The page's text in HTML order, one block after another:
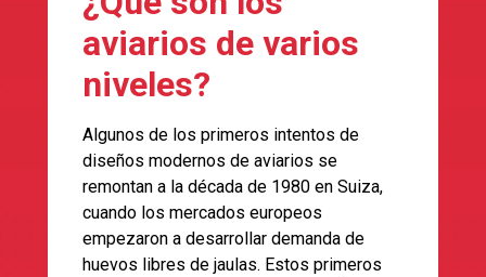
aviarios de varios
niveles?
Algunos de los primeros intentos de
diseños modernos de aviarios se
remontan a la década de 1980 en Suiza,
cuando los mercados europeos
empezaron a desarrollar demanda de
huevos libres de jaulas. Estos primeros